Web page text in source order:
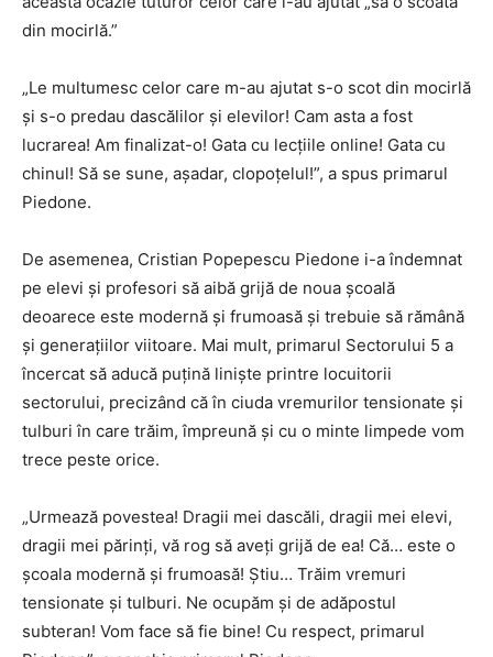
din mocirlă.”
„Le multumesc celor care m-au ajutat s-o scot din mocirlă
și s-o predau dascălilor și elevilor! Cam asta a fost
lucrarea! Am finalizat-o! Gata cu lecțiile online! Gata cu
chinul! Să se sune, așadar, clopoțelul!”, a spus primarul
Piedone.
De asemenea, Cristian Popepescu Piedone i-a îndemnat
pe elevi și profesori să aibă grijă de noua școală
deoarece este modernă și frumoasă și trebuie să rămână
și generațiilor viitoare. Mai mult, primarul Sectorului 5 a
încercat să aducă puțină liniște printre locuitorii
sectorului, precizând că în ciuda vremurilor tensionate și
tulburi în care trăim, împreună și cu o minte limpede vom
trece peste orice.
„Urmează povestea! Dragii mei dascăli, dragii mei elevi,
dragii mei părinți, vă rog să aveți grijă de ea! Că… este o
școala modernă și frumoasă! Știu… Trăim vremuri
tensionate și tulburi. Ne ocupăm și de adăpostul
subteran! Vom face să fie bine! Cu respect, primarul